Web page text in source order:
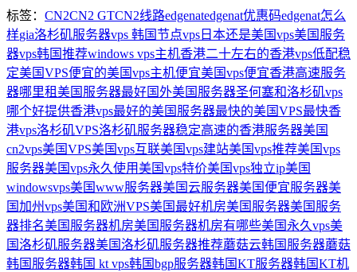
标签： CN2CN2 GTCN2线路edgenatedgenat优惠码edgenat怎么
样gia洛杉矶服务器vps 韩国节点vps日本还是美国vps美国服务
器vps韩国推荐windows vps主机香港二十左右的香港vps低配稳
定美国VPS便宜的美国vps主机便宜美国vps便宜香港高速服务
器哪里租美国服务器最好国外美国服务器圣何塞和洛杉矶vps
哪个好提供香港vps最好的美国服务器最快的美国VPS最快香
港vps洛杉矶VPS洛杉矶服务器稳定高速的香港服务器美国
cn2vps美国VPS美国vps互联美国vps建站美国vps推荐美国vps
服务器美国vps永久使用美国vps特价美国vps独立ip美国
windowsvps美国www服务器美国云服务器美国便宜服务器美
国加州vps美国和欧洲VPS美国最好机房美国服务器美国服务
器排名美国服务器机房美国服务器机房有哪些美国永久vps美
国洛杉矶服务器美国洛杉矶服务器推荐蘑菇云韩国服务器蘑菇
韩国服务器韩国 kt vps韩国bgp服务器韩国KT服务器韩国KT机